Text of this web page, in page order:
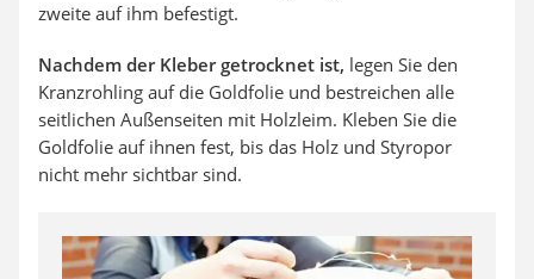
zweite auf ihm befestigt.
Nachdem der Kleber getrocknet ist, legen Sie den
Kranzrohling auf die Goldfolie und bestreichen alle
seitlichen Außenseiten mit Holzleim. Kleben Sie die
Goldfolie auf ihnen fest, bis das Holz und Styropor
nicht mehr sichtbar sind.